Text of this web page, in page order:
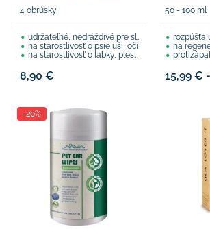
4 obrúsky
udržateľné, nedráždivé pre sliznice
na starostlivosť o psie uši, oči
na starostlivosť o labky, plesňové infekcie, kožné záhyby
8,90 €
50 - 100 ml
rozpúšťa
na
15,99 €
-20%